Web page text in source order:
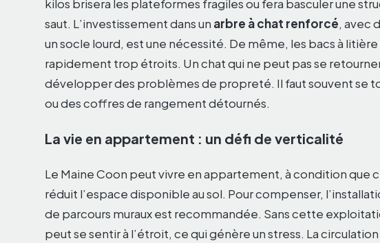
kilos brisera les plateformes fragiles ou fera basculer une
saut. L’investissement dans un arbre à chat renforcé, avec
un socle lourd, est une nécessité. De même, les bacs à litière
rapidement trop étroits. Un chat qui ne peut pas se
développer des problèmes de propreté. Il faut souvent se
ou des coffres de rangement détournés.
La vie en appartement : un défi de verticalité
Le Maine Coon peut vivre en appartement, à condition que
réduit l’espace disponible au sol. Pour compenser,
de parcours muraux est recommandée. Sans cette
peut se sentir à l’étroit, ce qui génère un stress. La